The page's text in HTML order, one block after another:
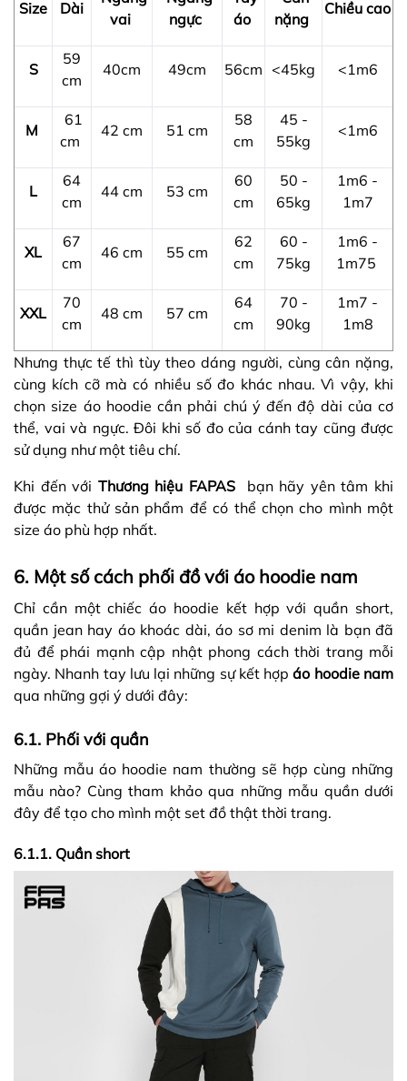
Size Dài
vai
ngực
áo
nặng
Chiều cao
S
59
cm
40cm 49cm 56cm <45kg <1m6
M
61
cm
42 cm 51 cm
58
cm
45 -
55kg
<1m6
L
64
cm
44 cm 53 cm
60
cm
50 -
65kg
1m6 -
1m7
XL
67
cm
46 cm 55 cm
62
cm
60 -
75kg
1m6 -
1m75
XXL
70
cm
48 cm 57 cm
64
cm
70 -
90kg
1m7 -
1m8
Nhưng thực tế thì tùy theo dáng người, cùng cân nặng,
cùng kích cỡ mà có nhiều số đo khác nhau. Vì vậy, khi
chọn size áo hoodie cần phải chú ý đến độ dài của cơ
thể, vai và ngực. Đôi khi số đo của cánh tay cũng được
sử dụng như một tiêu chí.
Khi đến với Thương hiệu FAPASbạn hãy yên tâm khi
được mặc thử sản phẩm để có thể chọn cho mình một
size áo phù hợp nhất.
6. Một số cách phối đồ với áo hoodie nam
Chỉ cần một chiếc áo hoodie kết hợp với quần short,
quần jean hay áo khoác dài, áo sơ mi denim là bạn đã
đủ để phái mạnh cập nhật phong cách thời trang mỗi
ngày. Nhanh tay lưu lại những sự kết hợpáo hoodie nam
qua những gợi ý dưới đây:
6.1. Phối với quần
Những mẫu áo hoodie nam thường sẽ hợp cùng những
mẫu nào? Cùng tham khảo qua những mẫu quần dưới
đây để tạo cho mình một set đồ thật thời trang.
6.1.1. Quần short